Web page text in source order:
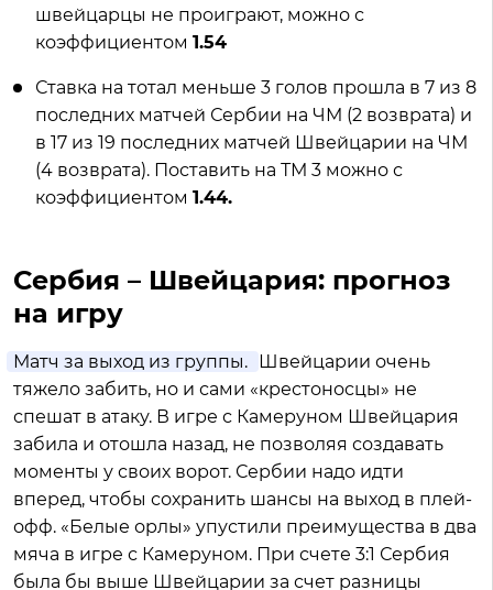
швейцарцы не проиграют, можно с
коэффициентом 1.54
Ставка на тотал меньше 3 голов прошла в 7 из 8
последних матчей Сербии на ЧМ (2 возврата) и
в 17 из 19 последних матчей Швейцарии на ЧМ
(4 возврата). Поставить на ТМ 3 можно с
коэффициентом 1.44.
Сербия – Швейцария: прогноз
на игру
Матч за выход из группы.
Швейцарии очень
тяжело забить, но и сами «крестоносцы» не
спешат в атаку. В игре с Камеруном Швейцария
забила и отошла назад, не позволяя создавать
моменты у своих ворот. Сербии надо идти
вперед, чтобы сохранить шансы на выход в плей-
офф. «Белые орлы» упустили преимущества в два
мяча в игре с Камеруном. При счете 3:1 Сербия
была бы выше Швейцарии за счет разницы